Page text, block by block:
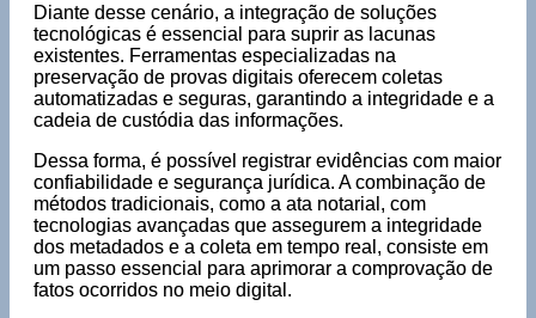
Diante desse cenário, a integração de soluções
tecnológicas é essencial para suprir as lacunas
existentes. Ferramentas especializadas na
preservação de provas digitais oferecem coletas
automatizadas e seguras, garantindo a integridade e a
cadeia de custódia das informações.
Dessa forma, é possível registrar evidências com maior
confiabilidade e segurança jurídica. A combinação de
métodos tradicionais, como a ata notarial, com
tecnologias avançadas que assegurem a integridade
dos metadados e a coleta em tempo real, consiste em
um passo essencial para aprimorar a comprovação de
fatos ocorridos no meio digital.